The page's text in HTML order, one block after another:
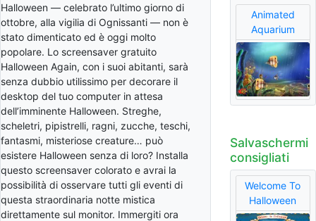
Halloween — celebrato l’ultimo giorno di
ottobre, alla vigilia di Ognissanti — non è
stato dimenticato ed è oggi molto
popolare. Lo screensaver gratuito
Halloween Again, con i suoi abitanti, sarà
senza dubbio utilissimo per decorare il
desktop del tuo computer in attesa
dell’imminente Halloween. Streghe,
scheletri, pipistrelli, ragni, zucche, teschi,
fantasmi, misteriose creature… può
esistere Halloween senza di loro? Installa
questo screensaver colorato e avrai la
possibilità di osservare tutti gli eventi di
questa straordinaria notte mistica
direttamente sul monitor. Immergiti ora
Animated
Aquarium
Salvaschermi
consigliati
Welcome To
Halloween